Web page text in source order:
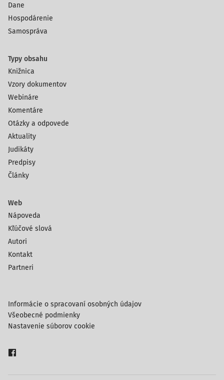
Dane
Hospodárenie
Samospráva
Typy obsahu
Knižnica
Vzory dokumentov
Webináre
Komentáre
Otázky a odpovede
Aktuality
Judikáty
Predpisy
Články
Web
Nápoveda
Kľúčové slová
Autori
Kontakt
Partneri
Informácie o spracovaní osobných údajov
Všeobecné podmienky
Nastavenie súborov cookie